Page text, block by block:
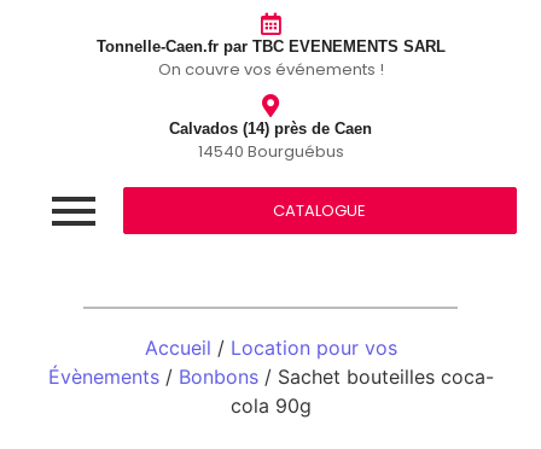
Tonnelle-Caen.fr par TBC EVENEMENTS SARL
On couvre vos événements !
Calvados (14) près de Caen
14540 Bourguébus
CATALOGUE
Accueil / Location pour vos
Évènements/ Bonbons/ Sachet bouteilles coca-
cola 90g